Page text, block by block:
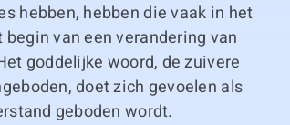
hebben, hebben die vaak in het
van een verandering van
goddelijke woord, de zuivere
doet zich gevoelen als
geboden wordt.